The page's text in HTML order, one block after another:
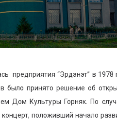
“Эрдэнэт” в 1978
было принято решение об
Дом Культуры Горняк. По
положивший начало